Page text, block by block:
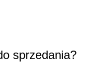
sprzedania?